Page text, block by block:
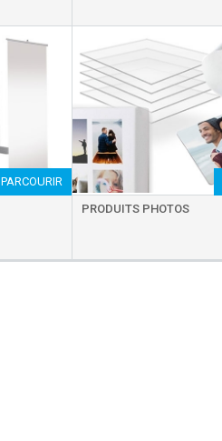
PARCOURIR
PRODUITS PHOTOS